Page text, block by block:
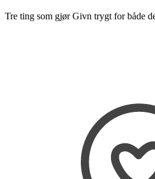
Tre ting som gjør Givn trygt for både